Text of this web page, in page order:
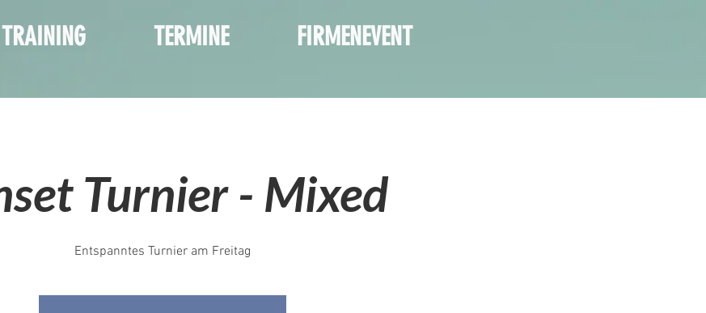
TRAINING TERMINE FIRMENEVENT
Turnier - Mixed
Entspanntes Turnier am Freitag